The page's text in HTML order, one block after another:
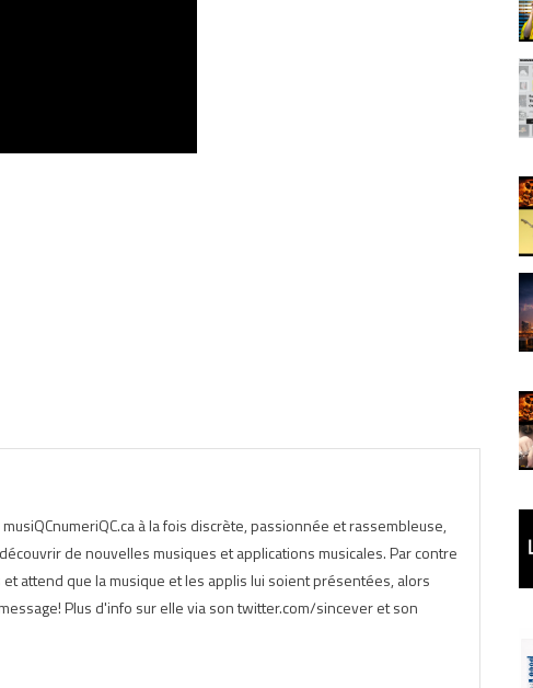
à la fois discrète, passionnée et rassembleuse,
de nouvelles musiques et applications musicales. Par contre
attend que la musique et les applis lui soient présentées, alors
Plus d'info sur elle via son twitter.com/sincever et son